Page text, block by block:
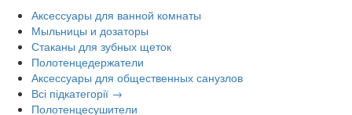
Аксессуары для ванной комнаты
Мыльницы и дозаторы
Стаканы для зубных щеток
Полотенцедержатели
Аксессуары для общественных санузлов
Всі підкатегорії →
Полотенцесушители